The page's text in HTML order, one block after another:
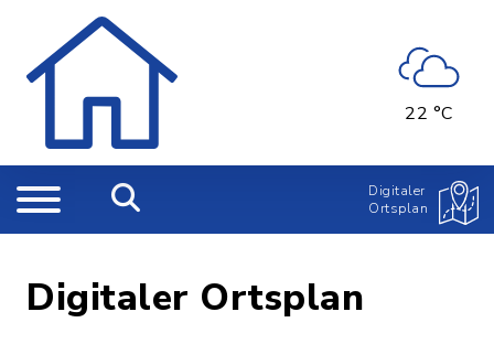
22 °C
Digitaler
Ortsplan
Digitaler Ortsplan